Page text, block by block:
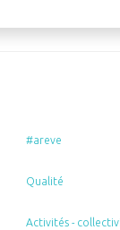
#areve
Qualité
Activités -